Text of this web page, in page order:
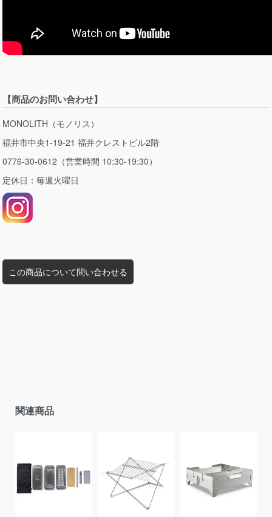
【商品のお問い合わせ】
MONOLITH（モノリス）
福井市中央1-19-21 福井クレストビル2階
0776-30-0612（営業時間 10:30-19:30）
定休日：毎週火曜日
この商品について問い合わせる
関連商品